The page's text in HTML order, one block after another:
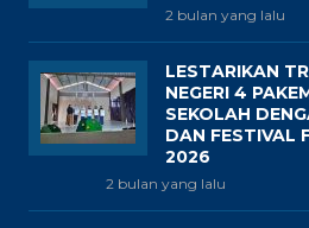
2 bulan yang lalu
LESTARIKAN
NEGERI 4
SEKOLAH
DAN FESTIVAL
2026
2 bulan yang lalu